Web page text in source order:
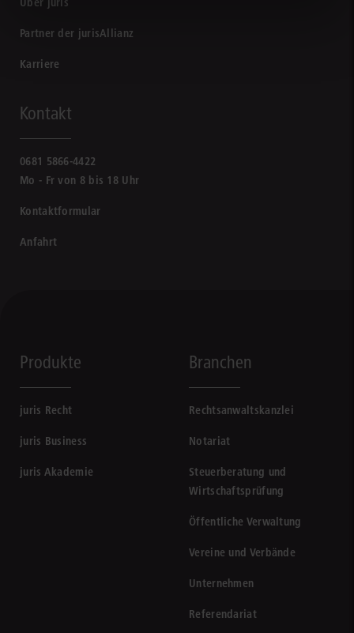
Partner der jurisAllianz
Karriere
Kontakt
0681 5866-4422
Mo - Fr von 8 bis 18 Uhr
Kontaktformular
Anfahrt
Produkte
juris Recht
juris Business
juris Akademie
Branchen
Rechtsanwaltskanzlei
Notariat
Steuerberatung und
Wirtschaftsprüfung
Öffentliche Verwaltung
Vereine und Verbände
Unternehmen
Referendariat